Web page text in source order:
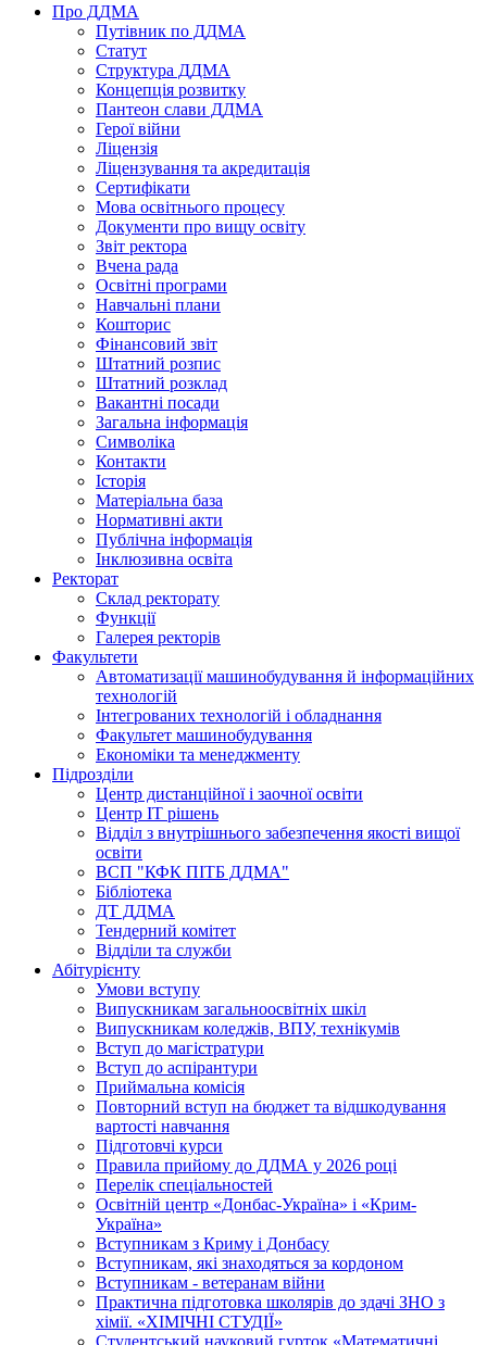
Про ДДМА
Путівник по ДДМА
Статут
Структура ДДМА
Концепція розвитку
Пантеон слави ДДМА
Герої війни
Ліцензія
Ліцензування та акредитація
Сертифікати
Мова освітнього процесу
Документи про вищу освіту
Звіт ректора
Вчена рада
Освітні програми
Навчальні плани
Кошторис
Фінансовий звіт
Штатний розпис
Штатний розклад
Вакантні посади
Загальна інформація
Символіка
Контакти
Історія
Матеріальна база
Нормативні акти
Публічна інформація
Інклюзивна освіта
Ректорат
Склад ректорату
Функції
Галерея ректорів
Факультети
Автоматизації машинобудування й інформаційних
технологій
Інтегрованих технологій і обладнання
Факультет машинобудування
Економіки та менеджменту
Підрозділи
Центр дистанційної і заочної освіти
Центр ІТ рішень
Відділ з внутрішнього забезпечення якості вищої
освіти
ВСП "КФК ПІТБ ДДМА"
Бібліотека
ДТ ДДМА
Тендерний комітет
Відділи та служби
Абітурієнту
Умови вступу
Випускникам загальноосвітніх шкіл
Випускникам коледжів, ВПУ, технікумів
Вступ до магістратури
Вступ до аспірантури
Приймальна комісія
Повторний вступ на бюджет та відшкодування
вартості навчання
Підготовчі курси
Правила прийому до ДДМА у 2026 році
Перелік спеціальностей
Освітній центр «Донбас-Україна» і «Крим-
Україна»
Вступникам з Криму і Донбасу
Вступникам, які знаходяться за кордоном
Вступникам - ветеранам війни
Практична підготовка школярів до здачі ЗНО з
хімії. «ХІМІЧНІ СТУДІЇ»
Студентський науковий гурток «Математичні